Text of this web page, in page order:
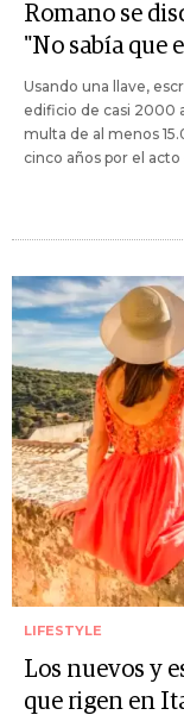
Romano se
"No sabía que
Usando una llave,
edificio de casi 2000
multa de al menos
cinco años por el
LIFESTYLE
Los nuevos y
que rigen en